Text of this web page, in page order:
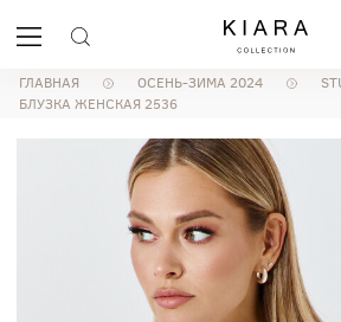
ГЛАВНАЯ ОСЕНЬ-ЗИМА 2024
БЛУЗКА ЖЕНСКАЯ 2536